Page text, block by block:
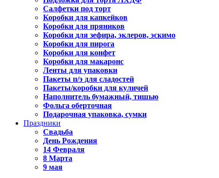
Салфетки под торт
Коробки для капкейков
Коробки для пряников
Коробки для зефира, эклеров, эскимо
Коробки для пирога
Коробки для конфет
Коробки для макаронс
Ленты для упаковки
Пакеты п/э для сладостей
Пакеты/коробки для куличей
Наполнитель бумажный, тишью
Фольга оберточная
Подарочная упаковка, сумки
Праздники
Свадьба
День Рождения
14 Февраля
8 Марта
9 мая